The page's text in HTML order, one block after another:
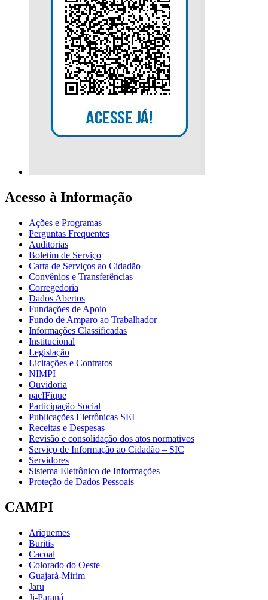
Acesso à Informação
Ações e Programas
Perguntas Frequentes
Auditorias
Boletim de Serviço
Carta de Serviços ao Cidadão
Convênios e Transferências
Corregedoria
Dados Abertos
Fundações de Apoio
Fundo de Amparo ao Trabalhador
Informações Classificadas
Institucional
Legislação
Licitações e Contratos
NIMPI
Ouvidoria
pacIFique
Participação Social
Publicações Eletrônicas SEI
Receitas e Despesas
Revisão e consolidação dos atos normativos
Serviço de Informação ao Cidadão – SIC
Servidores
Sistema Eletrônico de Informações
Proteção de Dados Pessoais
CAMPI
Ariquemes
Buritis
Cacoal
Colorado do Oeste
Guajará-Mirim
Jaru
Ji-Paraná